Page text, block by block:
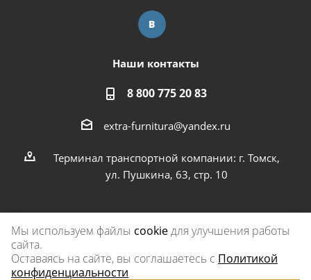
Наши контакты
8 800 775 20 83
extra-furnitura@yandex.ru
Терминал транспортной компании: г. Томск,
ул. Пушкина, 63, стр. 10
Мы используем файлы cookieдля улучшения работы
сайта.
Оставаясь на сайте, вы соглашаетесь с Политикой
конфиденциальности